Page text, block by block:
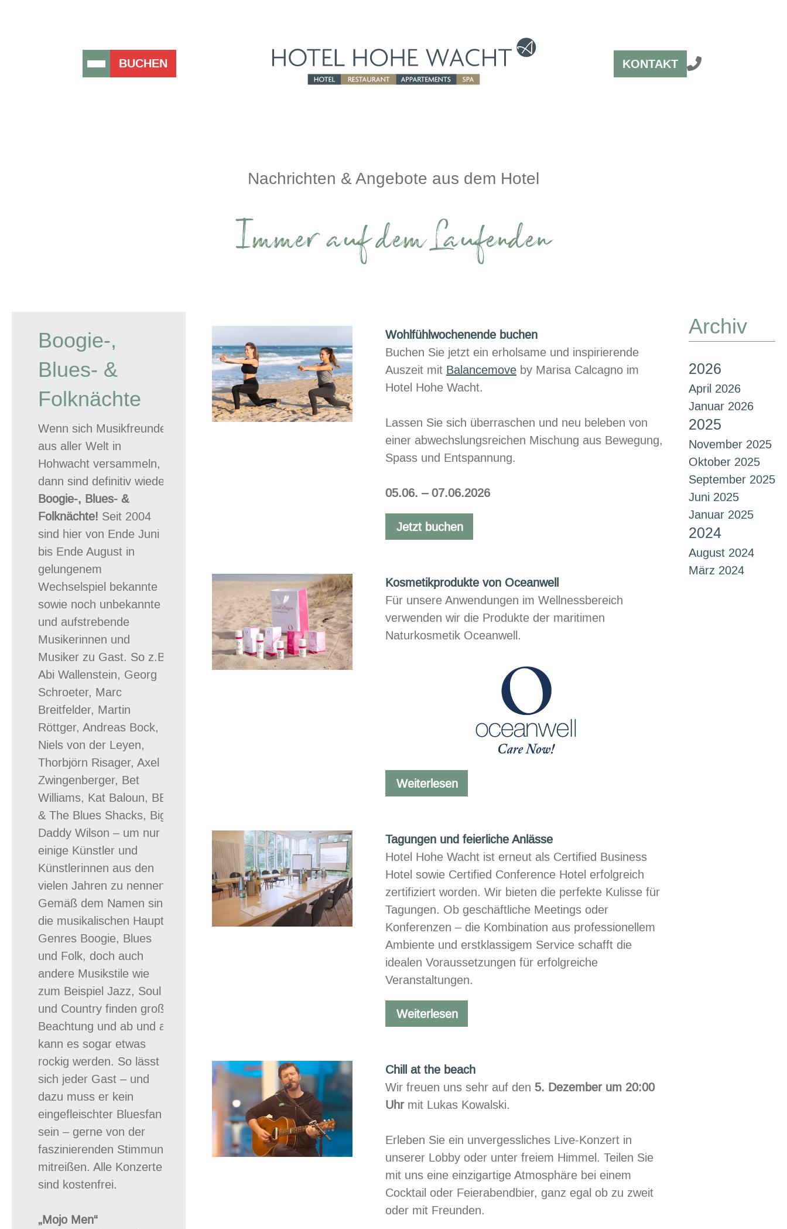
BUCHEN KONTAKT
Nachrichten & Angebote aus dem Hotel
Immer auf dem Laufenden
Boogie-,
Blues- &
Folknächte
Wenn sich Musikfreunde
aus aller Welt in
Hohwacht versammeln,
dann sind definitiv wieder
Boogie-, Blues- &
Folknächte! Seit 2004
sind hier von Ende Juni
bis Ende August in
gelungenem
Wechselspiel bekannte
sowie noch unbekannte
und aufstrebende
Musikerinnen und
Musiker zu Gast. So z.B.
Abi Wallenstein, Georg
Schroeter, Marc
Breitfelder, Martin
Röttger, Andreas Bock,
Niels von der Leyen,
Thorbjörn Risager, Axel
Zwingenberger, Bet
Williams, Kat Baloun, BB
& The Blues Shacks, Big
Daddy Wilson – um nur
einige Künstler und
Künstlerinnen aus den
vielen Jahren zu nennen.
Gemäß dem Namen sind
die musikalischen Haupt-
Genres Boogie, Blues
und Folk, doch auch
andere Musikstile wie
zum Beispiel Jazz, Soul
und Country finden große
Beachtung und ab und an
kann es sogar etwas
rockig werden. So lässt
sich jeder Gast – und
dazu muss er kein
eingefleischter Bluesfan
sein – gerne von der
faszinierenden Stimmung
mitreißen. Alle Konzerte
sind kostenfrei.
„Mojo Men“
Wohlfühlwochenende buchen
Buchen Sie jetzt ein erholsame und inspirierende
Auszeit mit​ Balancemoveby Marisa Calcagno im
Hotel Hohe Wacht.
Lassen Sie sich überraschen und neu beleben von
einer abwechslungsreichen Mischung aus Bewegung,
Spass und Entspannung.​​
05.06. – 07.06.2026
Jetzt buchen
Kosmetikprodukte von Oceanwell
Für unsere Anwendungen im Wellnessbereich
verwenden wir die Produkte der maritimen
Naturkosmetik Oceanwell.
WeiterlesenKosmetikprodukte
von
Tagungen und feierliche Anlässe
Hotel Hohe Wacht ist erneut als Certified Business
Hotel sowie Certified Conference Hotel erfolgreich
zertifiziert worden. Wir bieten die perfekte Kulisse für
Tagungen. Ob geschäftliche Meetings oder
Konferenzen – die Kombination aus professionellem
Ambiente und erstklassigem Service schafft die
idealen Voraussetzungen für erfolgreiche
Veranstaltungen.
WeiterlesenTagungen
und
Anlässe
Chill at the beach
Wir freuen uns sehr auf den 5. Dezember um 20:00
Uhrmit Lukas Kowalski.
Erleben Sie ein unvergessliches Live-Konzert in
unserer Lobby oder unter freiem Himmel. Teilen Sie
mit uns eine einzigartige Atmosphäre bei einem
Cocktail oder Feierabendbier, ganz egal ob zu zweit
oder mit Freunden.
Archiv
2026
April 2026
Januar 2026
2025
November 2025
Oktober 2025
September 2025
Juni 2025
Januar 2025
2024
August 2024
März 2024